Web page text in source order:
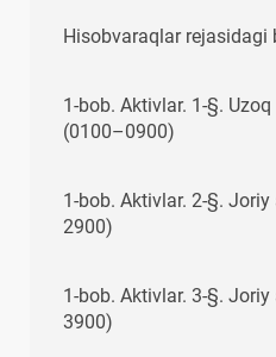
Hisobvaraqlar rejasidagi
1-bob. Aktivlar. 1-§.
(0100–0900)
1-bob. Aktivlar. 2-§.
2900)
1-bob. Aktivlar. 3-§.
3900)